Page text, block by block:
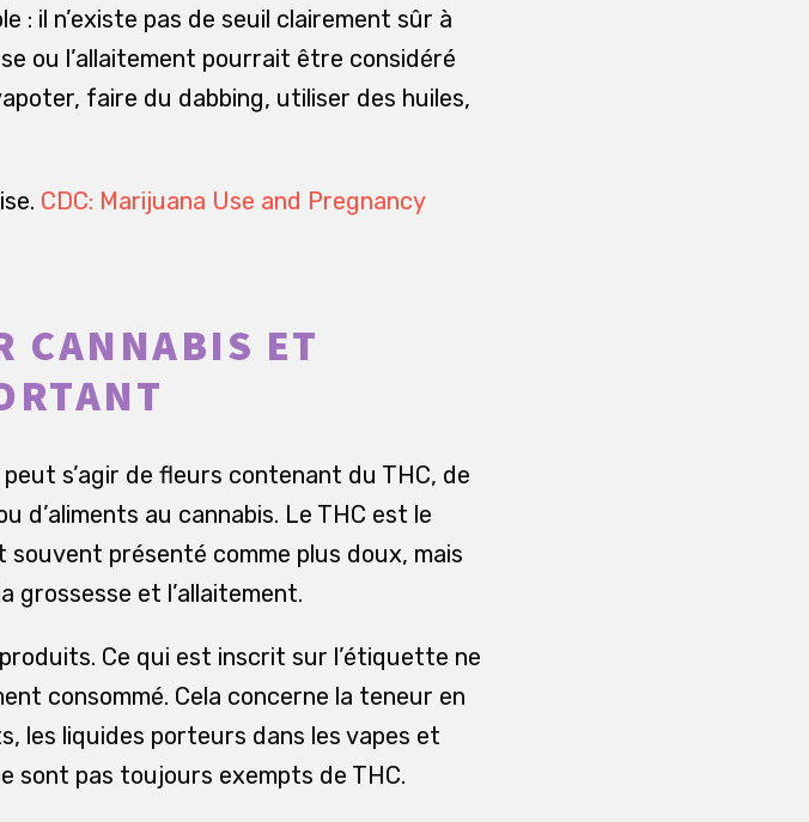
: il n’existe pas de seuil clairement sûr à
ou l’allaitement pourrait être considéré
faire du dabbing, utiliser des huiles,
CDC: Marijuana Use and Pregnancy
CANNABIS ET
s’agir de fleurs contenant du THC, de
d’aliments au cannabis. Le THC est le
présenté comme plus doux, mais
grossesse et l’allaitement.
Ce qui est inscrit sur l’étiquette ne
consommé. Cela concerne la teneur en
les liquides porteurs dans les vapes et
sont pas toujours exempts de THC.